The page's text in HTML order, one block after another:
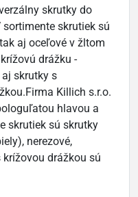
skrutky do
skrutiek sú
aj oceľové v žltom
drážku -
skrutky s
Killich s.r.o.
hlavou a
skrutiek sú skrutky
nerezové,
krížovou drážkou sú